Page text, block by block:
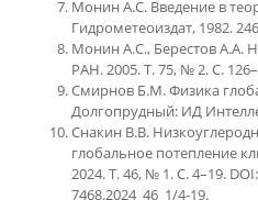
Монин А.С. Введение в
Гидрометеоиздат, 1982.
Монин А.С., Берестов А.А.
РАН. 2005. Т. 75, № 2. С.
Смирнов Б.М. Физика
Долгопрудный: ИД
Снакин В.В.
глобальное потепление
2024. Т. 46, № 1. С. 4–19.
7468.2024_46_1/4-19.